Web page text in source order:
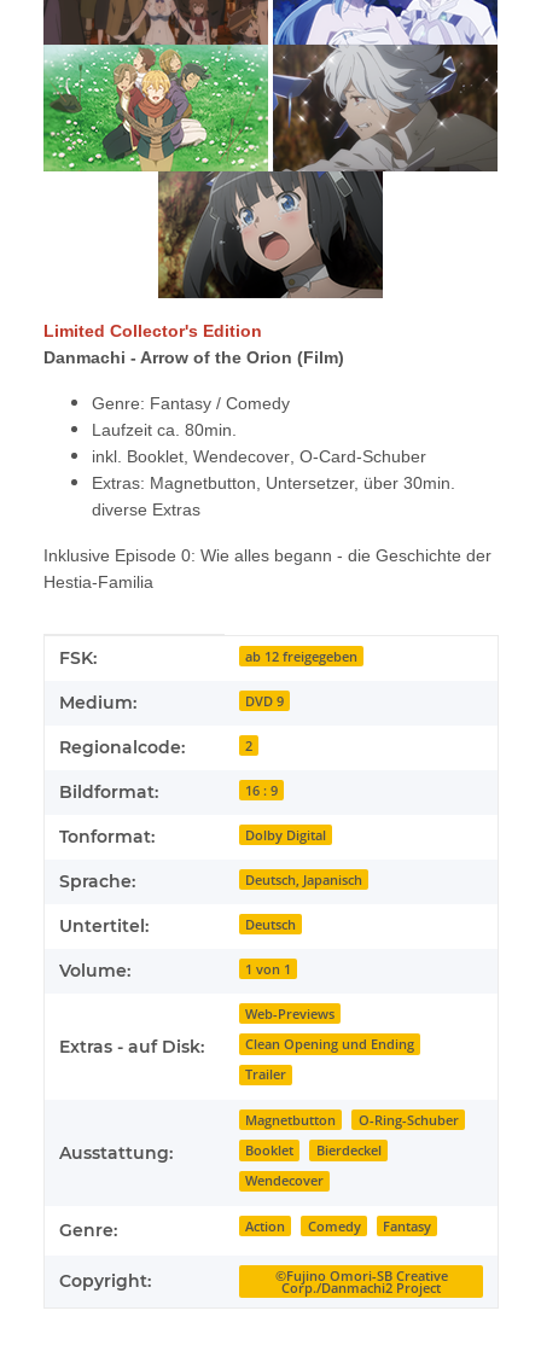
Limited Collector's Edition
Danmachi - Arrow of the Orion (Film)
Genre: Fantasy / Comedy
Laufzeit ca. 80min.
inkl. Booklet, Wendecover , O-Card-Schuber
Extras: Magnetbutton, Untersetzer, über 30min.
diverse Extras
Inklusive Episode 0: Wie alles begann - die Geschichte der
Hestia-Familia
Produkteigenschaft
Wert
FSK: ab 12 freigegeben
Medium: DVD 9
Regionalcode: 2
Bildformat: 16 : 9
Tonformat: Dolby Digital
Sprache: Deutsch, Japanisch
Untertitel: Deutsch
Volume: 1 von 1
Extras - auf Disk:
Web-Previews
Clean Opening und Ending
Trailer
Ausstattung:
Magnetbutton
O-Ring-Schuber
Booklet
Bierdeckel
Wendecover
Genre: Action Comedy Fantasy
Copyright: ©Fujino Omori-SB Creative
Corp./Danmachi2 Project